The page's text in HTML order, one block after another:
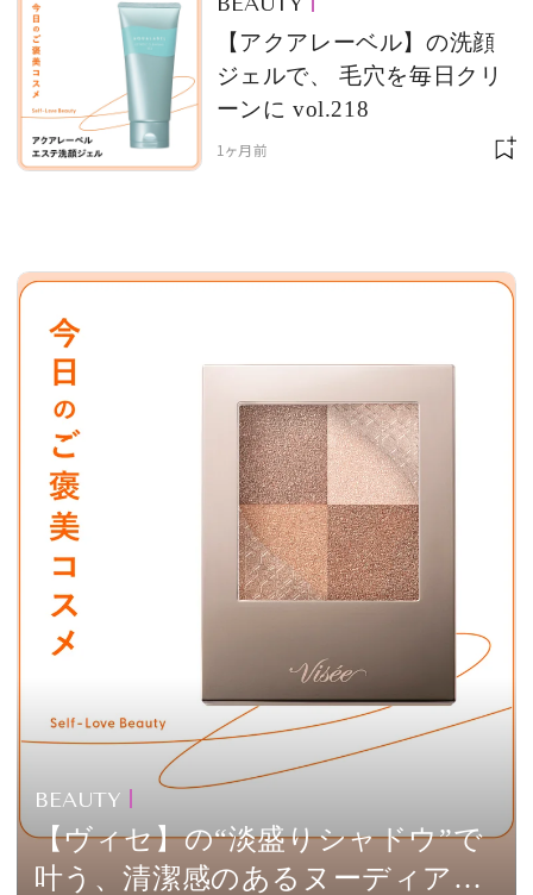
SPUR 2026 JULY
2026年9月号
2026-07-23発売
【アクアレーベル】の洗顔
ジェルで、 毛穴を毎日クリ
ーンに vol.218
1ヶ月前
BEAUTY
【ヴィセ】の“淡盛りシャドウ”で
叶う、清潔感のあるヌーディアイ